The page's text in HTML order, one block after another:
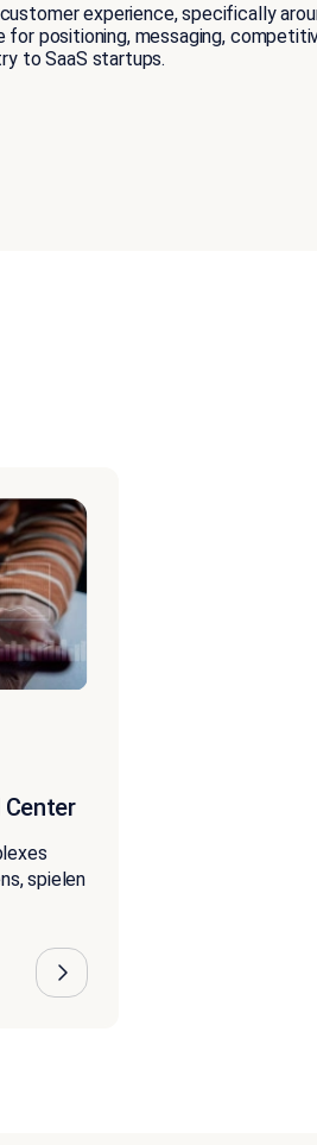
experience, specifically
positioning, messaging,
to SaaS startups.
Center
spielen